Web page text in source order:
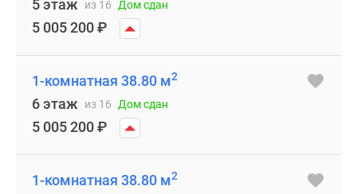
5 этаж из 16 Дом сдан
5 005 200₽
1-комнатная 38.80 м2
6 этаж из 16 Дом сдан
5 005 200₽
1-комнатная 38.80 м2